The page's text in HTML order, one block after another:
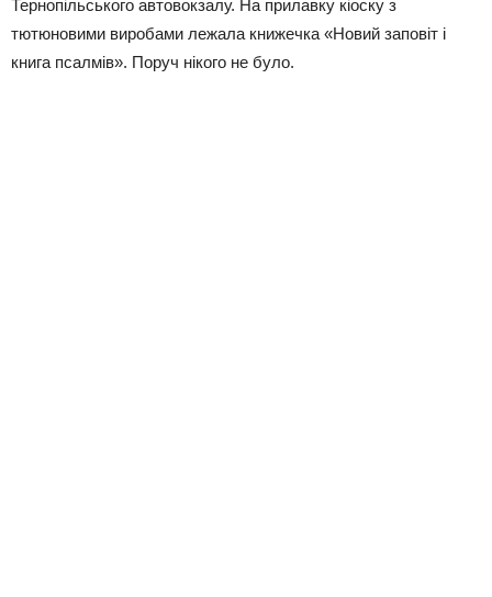
Тернопільського автовокзалу. На прилавку кіоску з
тютюновими виробами лежала книжечка «Новий заповіт і
книга псалмів». Поруч нікого не було.